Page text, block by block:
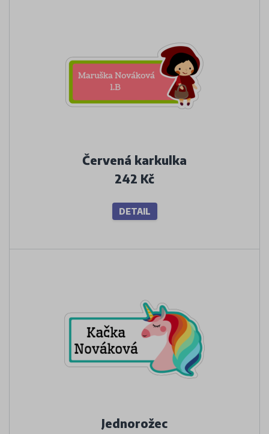
Červená karkulka
242 Kč
DETAIL
Jednorožec